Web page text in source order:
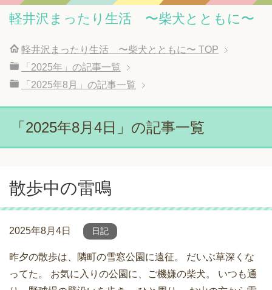
軽井沢まったり生活 〜柴犬とともに〜
軽井沢まったり生活 〜柴犬とともに〜 TOP
「2025年」の記事一覧
「2025年8月」の記事一覧
「2025年8月4日」の記事一覧
散歩中の雷鳴
2025年8月4日 日記
昨夕の散歩は、隣町の雪窓公園に遠征。 だいぶ草深くな
ってた。 お気に入りの公園に、ご機嫌の柴犬。 いつも通